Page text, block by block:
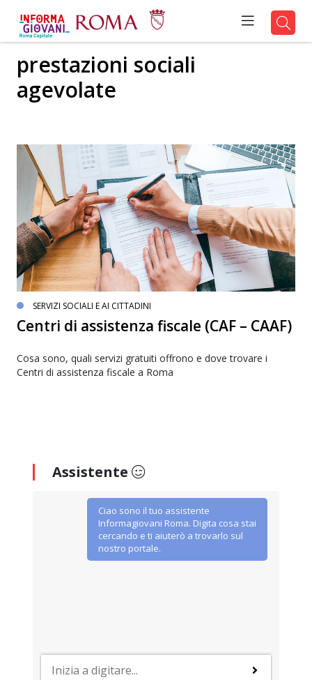
prestazioni sociali
agevolate
SERVIZI SOCIALI E AI CITTADINI
Centri di assistenza fiscale (CAF – CAAF)
Cosa sono, quali servizi gratuiti offrono e dove trovare i
Centri di assistenza fiscale a Roma
Assistente
Ciao sono il tuo assistente
Informagiovani Roma. Digita cosa stai
cercando e ti aiuterò a trovarlo sul
nostro portale.